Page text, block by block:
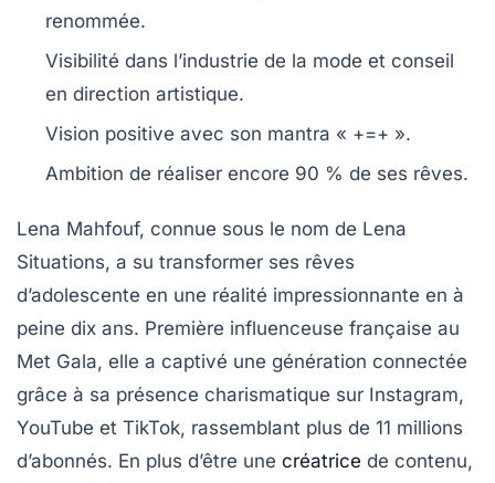
renommée.
Visibilité dans l’industrie de la mode et conseil
en direction artistique.
Vision positive avec son mantra « +=+ ».
Ambition de réaliser encore 90 % de ses rêves.
Lena Mahfouf, connue sous le nom de Lena
Situations, a su transformer ses rêves
d’adolescente en une réalité impressionnante en à
peine dix ans. Première influenceuse française au
Met Gala, elle a captivé une génération connectée
grâce à sa présence charismatique sur Instagram,
YouTube et TikTok, rassemblant plus de 11 millions
d’abonnés. En plus d’être une créatrice de contenu,